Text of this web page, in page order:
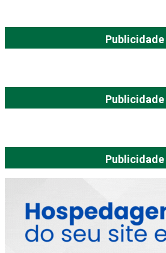
Publicidade
Publicidade
Publicidade